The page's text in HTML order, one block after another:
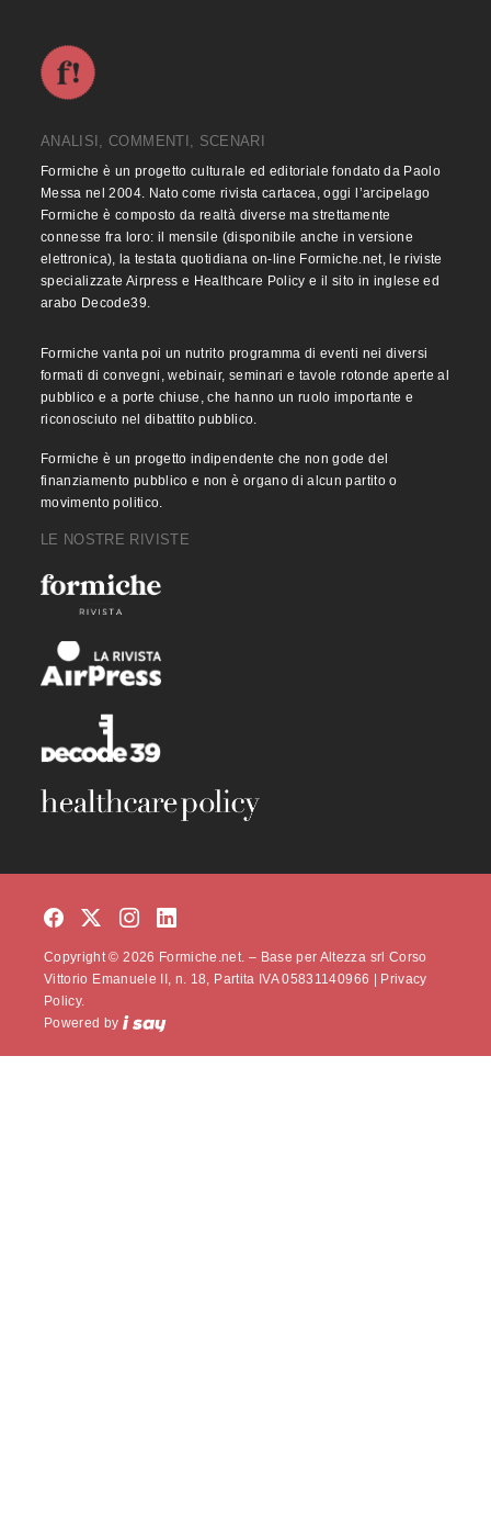
ANALISI, COMMENTI, SCENARI
Formiche è un progetto culturale ed editoriale fondato da Paolo
Messa nel 2004. Nato come rivista cartacea, oggi l’arcipelago
Formiche è composto da realtà diverse ma strettamente
connesse fra loro: il mensile (disponibile anche in versione
elettronica), la testata quotidiana on-line Formiche.net, le riviste
specializzate Airpress e Healthcare Policy e il sito in inglese ed
arabo Decode39.
Formiche vanta poi un nutrito programma di eventi nei diversi
formati di convegni, webinair, seminari e tavole rotonde aperte al
pubblico e a porte chiuse, che hanno un ruolo importante e
riconosciuto nel dibattito pubblico.
Formiche è un progetto indipendente che non gode del
finanziamento pubblico e non è organo di alcun partito o
movimento politico.
LE NOSTRE RIVISTE
Copyright © 2026 Formiche.net. – Base per Altezza srl Corso
Vittorio Emanuele II, n. 18, Partita IVA 05831140966 | Privacy
Policy.
Powered by